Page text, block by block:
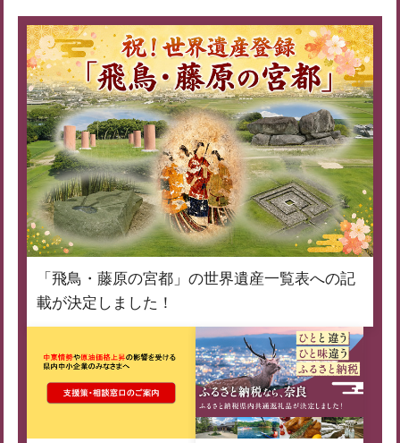
「飛鳥・藤原の宮都」の世界遺産一覧表への記
載が決定しました！